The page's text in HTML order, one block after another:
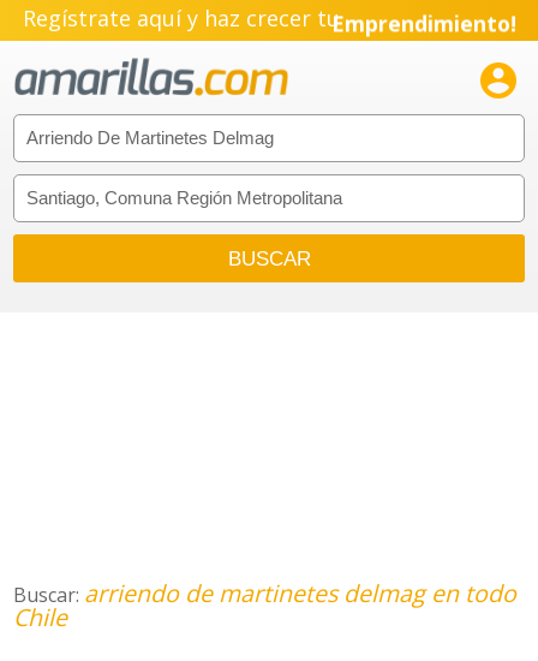
Regístrate aquí y haz crecer tuEmprendimiento!

Buscar: arriendo de martinetes delmag en todo
Chile